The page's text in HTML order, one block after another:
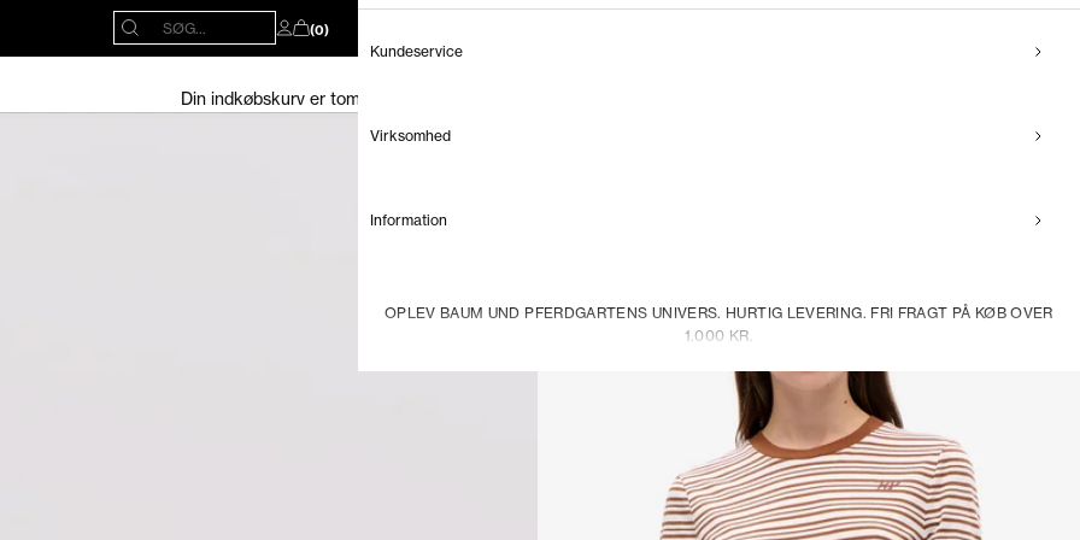
Åbn søgefunktion
SØG... Åbn kontoside
Åbn indkøbskurv
(0)
Kundeservice
Virksomhed
Information
OPLEV BAUM UND PFERDGARTENS UNIVERS. HURTIG LEVERING. FRI FRAGT PÅ KØB OVER
1.000 KR.
Din indkøbskurv er tom